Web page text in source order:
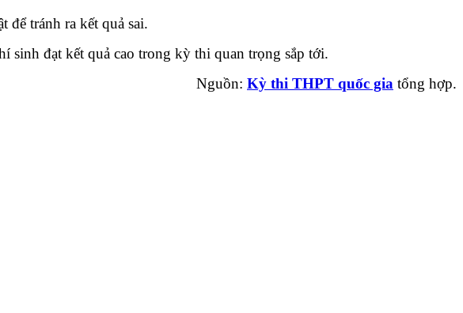
tránh ra kết quả sai.
sinh đạt kết quả cao trong kỳ thi quan trọng sắp tới.
Nguồn: Kỳ thi THPT quốc gia tổng hợp.